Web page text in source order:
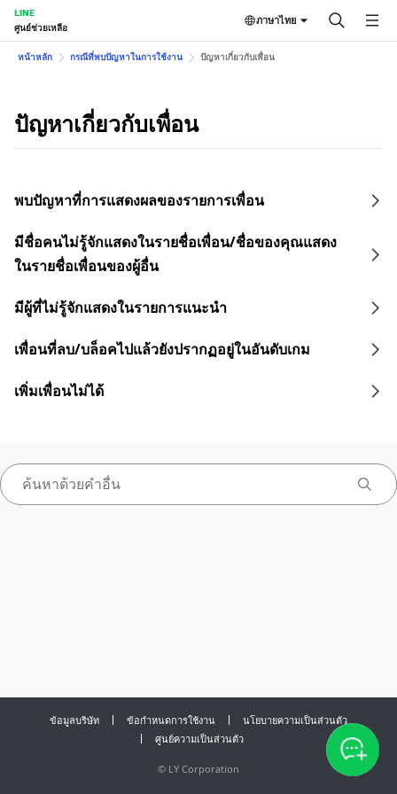
LINE
ศูนย์ช่วยเหลือ
ภาษาไทย
หน้าหลัก กรณีที่พบปัญหาในการใช้งาน ปัญหาเกี่ยวกับเพื่อน
ปัญหาเกี่ยวกับเพื่อน
พบปัญหาที่การแสดงผลของรายการเพื่อน
มีชื่อคนไม่รู้จักแสดงในรายชื่อเพื่อน/ชื่อของคุณแสดง
ในรายชื่อเพื่อนของผู้อื่น
มีผู้ที่ไม่รู้จักแสดงในรายการแนะนำ
เพื่อนที่ลบ/บล็อคไปแล้วยังปรากฏอยู่ในอันดับเกม
เพิ่มเพื่อนไม่ได้
ข้อมูลบริษัท ข้อกำหนดการใช้งาน
นโยบายความเป็นส่วนตัว
ศูนย์ความเป็นส่วนตัว
© LY Corporation